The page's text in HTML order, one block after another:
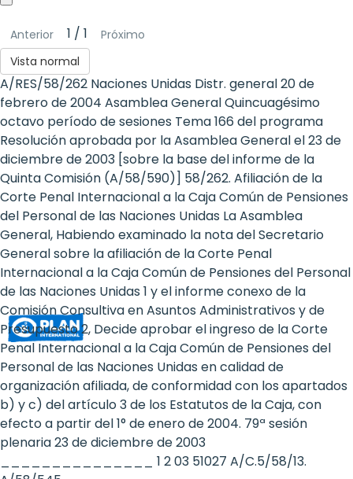
Plan
International
-
Girls'
Rights
Platform
-
Girls'
rights
are
human
rights:
Positioning
girls
at
Anterior 1 / 1
Próximo
Vista normal
A/RES/58/262 Naciones Unidas Distr. general 20 de
febrero de 2004 Asamblea General Quincuagésimo
octavo período de sesiones Tema 166 del programa
Resolución aprobada por la Asamblea General el 23 de
diciembre de 2003 [sobre la base del informe de la
Quinta Comisión (A/58/590)] 58/262. Afiliación de la
Corte Penal Internacional a la Caja Común de Pensiones
del Personal de las Naciones Unidas La Asamblea
General, Habiendo examinado la nota del Secretario
General sobre la afiliación de la Corte Penal
Internacional a la Caja Común de Pensiones del Personal
de las Naciones Unidas 1 y el informe conexo de la
Comisión Consultiva en Asuntos Administrativos y de
Presupuesto 2, Decide aprobar el ingreso de la Corte
Penal Internacional a la Caja Común de Pensiones del
Personal de las Naciones Unidas en calidad de
organización afiliada, de conformidad con los apartados
b) y c) del artículo 3 de los Estatutos de la Caja, con
efecto a partir del 1° de enero de 2004. 79ª sesión
plenaria 23 de diciembre de 2003
_______________ 1 2 03 51027 A/C.5/58/13.